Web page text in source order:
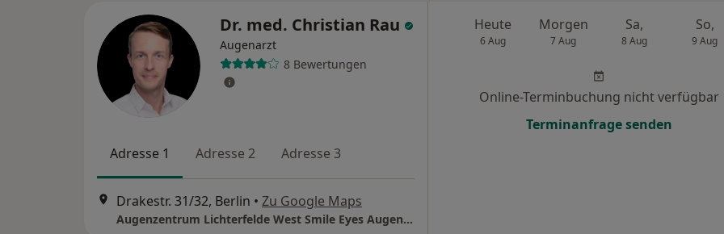
Dr. med. Christian Rau
Augenarzt
8 Bewertungen
Adresse 1 Adresse 2 Adresse 3
Drakestr. 31/32, Berlin • Zu Google Maps
Augenzentrum Lichterfelde West Smile Eyes Augenärzte MVZ
Heute
6 Aug
Morgen
7 Aug
Sa,
8 Aug
So,
9 Aug
Online-Terminbuchung nicht verfügbar
Terminanfrage senden